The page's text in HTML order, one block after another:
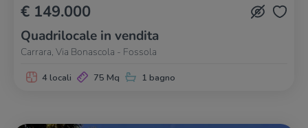
€ 149.000
Quadrilocale in vendita
Carrara, Via Bonascola - Fossola
4 locali 75 Mq 1 bagno